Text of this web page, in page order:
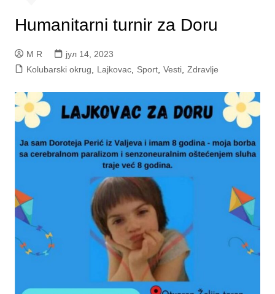
Humanitarni turnir za Doru
M R
јул 14, 2023
Kolubarski okrug, Lajkovac, Sport, Vesti, Zdravlje